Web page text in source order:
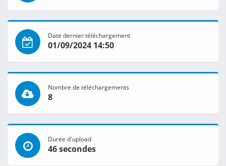
Date dernier téléchargement
01/09/2024 14:50
Nombre de téléchargements
8
Durée d'upload
46 secondes